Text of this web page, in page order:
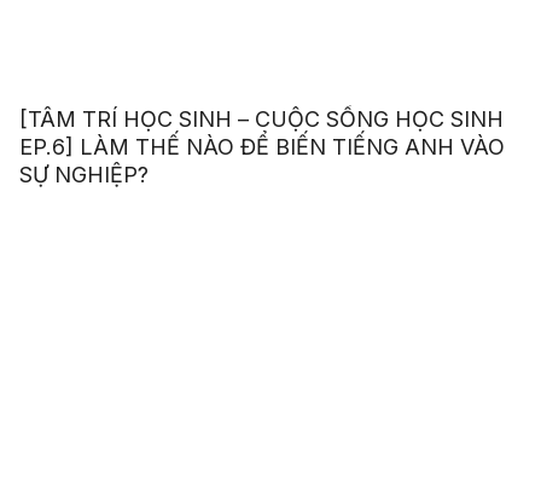
[TÂM TRÍ HỌC SINH – CUỘC SỐNG HỌC SINH
EP.6] LÀM THẾ NÀO ĐỂ BIẾN TIẾNG ANH VÀO
SỰ NGHIỆP?